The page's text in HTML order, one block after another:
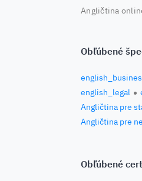
Angličtina
Obľúbené
english_legal
Angličtina pre
Angličtina pre
Obľúbené